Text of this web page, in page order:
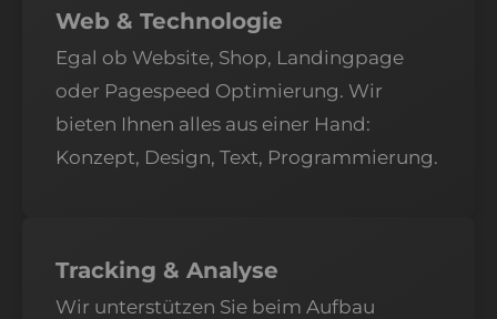
Web & Technologie
Egal ob Website, Shop, Landingpage
oder Pagespeed Optimierung. Wir
bieten Ihnen alles aus einer Hand:
Konzept, Design, Text, Programmierung.
Tracking & Analyse
Wir unterstützen Sie beim Aufbau